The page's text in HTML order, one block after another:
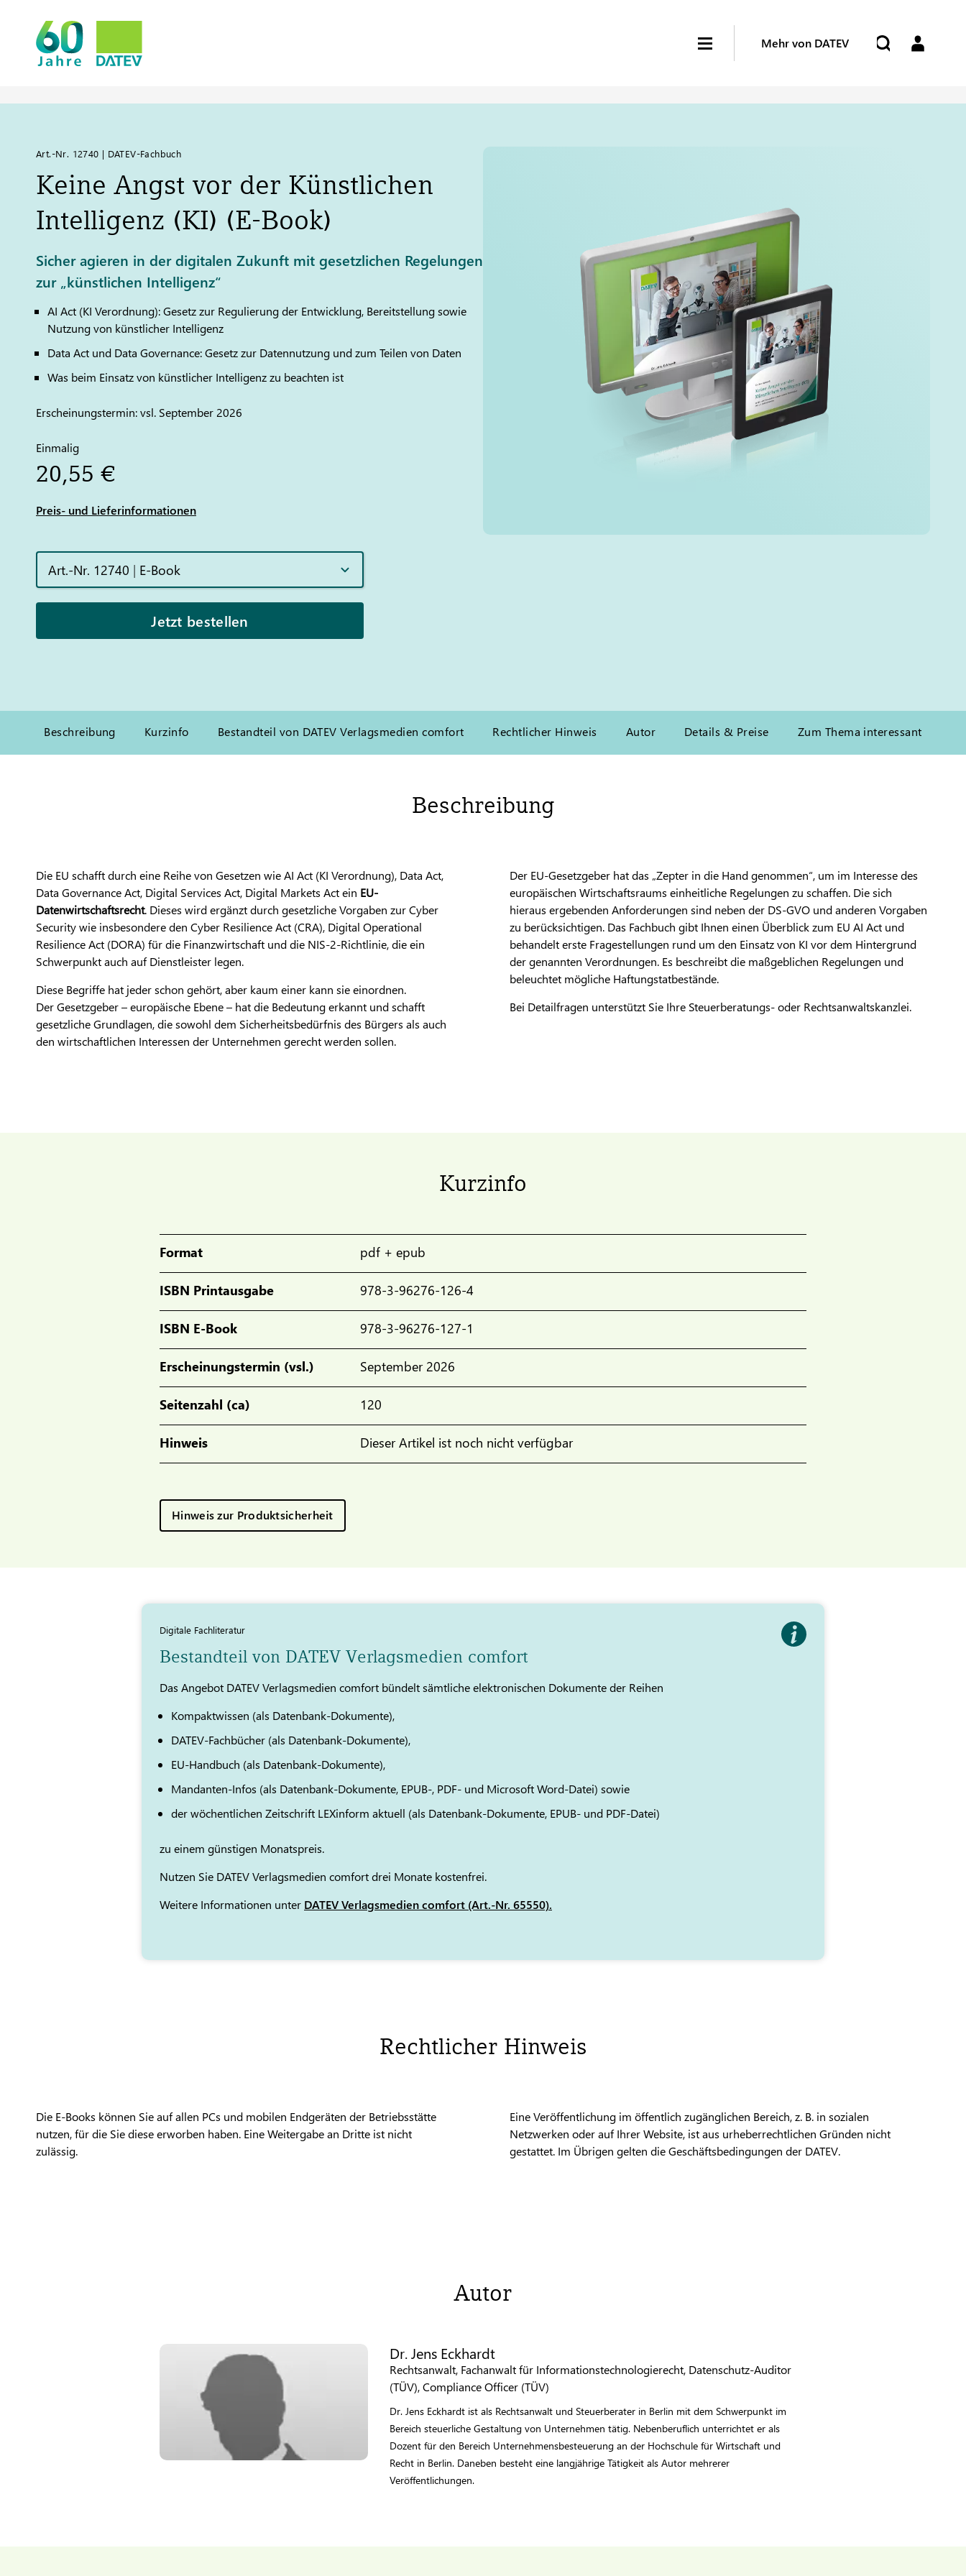
Mehr von DATEV
Art.-Nr. 12740 | DATEV-Fachbuch
Keine Angst vor der Künstlichen
Intelligenz (KI) (E-Book)
Sicher agieren in der digitalen Zukunft mit gesetzlichen Regelungen
zur „künstlichen Intelligenz“
AI Act (KI Verordnung): Gesetz zur Regulierung der Entwicklung, Bereitstellung sowie
Nutzung von künstlicher Intelligenz
Data Act und Data Governance: Gesetz zur Datennutzung und zum Teilen von Daten
Was beim Einsatz von künstlicher Intelligenz zu beachten ist
Erscheinungstermin: vsl. September 2026
Einmalig
20,55 €
Preis- und Lieferinformationen
Art.-Nr. 12740 | E-Book
Jetzt bestellen
Beschreibung Kurzinfo Bestandteil von DATEV Verlagsmedien comfort Rechtlicher Hinweis Autor Details & Preise Zum Thema interessant
Beschreibung
Die EU schafft durch eine Reihe von Gesetzen wie AI Act (KI Verordnung), Data Act,
Data Governance Act, Digital Services Act, Digital Markets Act ein EU-
Datenwirtschaftsrecht. Dieses wird ergänzt durch gesetzliche Vorgaben zur Cyber
Security wie insbesondere den Cyber Resilience Act (CRA), Digital Operational
Resilience Act (DORA) für die Finanzwirtschaft und die NIS-2-Richtlinie, die ein
Schwerpunkt auch auf Dienstleister legen.
Diese Begriffe hat jeder schon gehört, aber kaum einer kann sie einordnen.
Der Gesetzgeber – europäische Ebene – hat die Bedeutung erkannt und schafft
gesetzliche Grundlagen, die sowohl dem Sicherheitsbedürfnis des Bürgers als auch
den wirtschaftlichen Interessen der Unternehmen gerecht werden sollen.
Der EU-Gesetzgeber hat das „Zepter in die Hand genommen“, um im Interesse des
europäischen Wirtschaftsraums einheitliche Regelungen zu schaffen. Die sich
hieraus ergebenden Anforderungen sind neben der DS-GVO und anderen Vorgaben
zu berücksichtigen. Das Fachbuch gibt Ihnen einen Überblick zum EU AI Act und
behandelt erste Fragestellungen rund um den Einsatz von KI vor dem Hintergrund
der genannten Verordnungen. Es beschreibt die maßgeblichen Regelungen und
beleuchtet mögliche Haftungstatbestände.
Bei Detailfragen unterstützt Sie Ihre Steuerberatungs- oder Rechtsanwaltskanzlei.
Kurzinfo
Format pdf + epub
ISBN Printausgabe 978-3-96276-126-4
ISBN E-Book 978-3-96276-127-1
Erscheinungstermin (vsl.) September 2026
Seitenzahl (ca) 120
Hinweis Dieser Artikel ist noch nicht verfügbar
Hinweis zur Produktsicherheit
Digitale Fachliteratur
Bestandteil von DATEV Verlagsmedien comfort
Das Angebot DATEV Verlagsmedien comfort bündelt sämtliche elektronischen Dokumente der Reihen
Kompaktwissen (als Datenbank-Dokumente),
DATEV-Fachbücher (als Datenbank-Dokumente),
EU-Handbuch (als Datenbank-Dokumente),
Mandanten-Infos (als Datenbank-Dokumente, EPUB-, PDF- und Microsoft Word-Datei) sowie
der wöchentlichen Zeitschrift LEXinform aktuell (als Datenbank-Dokumente, EPUB- und PDF-Datei)
zu einem günstigen Monatspreis.
Nutzen Sie DATEV Verlagsmedien comfort drei Monate kostenfrei.
Weitere Informationen unter DATEV Verlagsmedien comfort (Art.-Nr. 65550).
Rechtlicher Hinweis
Die E-Books können Sie auf allen PCs und mobilen Endgeräten der Betriebsstätte
nutzen, für die Sie diese erworben haben. Eine Weitergabe an Dritte ist nicht
zulässig.
Eine Veröffentlichung im öffentlich zugänglichen Bereich, z. B. in sozialen
Netzwerken oder auf Ihrer Website, ist aus urheberrechtlichen Gründen nicht
gestattet. Im Übrigen gelten die Geschäftsbedingungen der DATEV.
Autor
Dr. Jens Eckhardt
Rechtsanwalt, Fachanwalt für Informationstechnologierecht, Datenschutz-Auditor
(TÜV), Compliance Officer (TÜV)
Dr. Jens Eckhardt ist als Rechtsanwalt und Steuerberater in Berlin mit dem Schwerpunkt im
Bereich steuerliche Gestaltung von Unternehmen tätig. Nebenberuflich unterrichtet er als
Dozent für den Bereich Unternehmensbesteuerung an der Hochschule für Wirtschaft und
Recht in Berlin. Daneben besteht eine langjährige Tätigkeit als Autor mehrerer
Veröffentlichungen.